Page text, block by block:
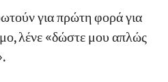
η δομή του
για πρώτη φορά για
λένε «δώστε μου απλώς